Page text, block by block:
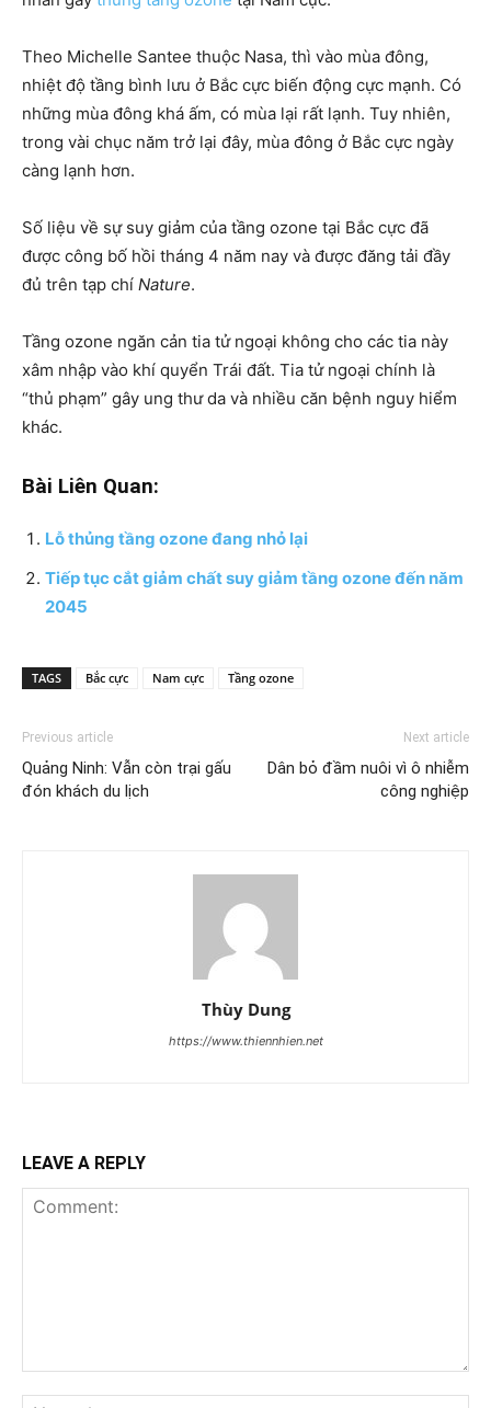
Theo Michelle Santee thuộc Nasa, thì vào mùa đông,
nhiệt độ tầng bình lưu ở Bắc cực biến động cực mạnh. Có
những mùa đông khá ấm, có mùa lại rất lạnh. Tuy nhiên,
trong vài chục năm trở lại đây, mùa đông ở Bắc cực ngày
càng lạnh hơn.
Số liệu về sự suy giảm của tầng ozone tại Bắc cực đã
được công bố hồi tháng 4 năm nay và được đăng tải đầy
đủ trên tạp chí Nature.
Tầng ozone ngăn cản tia tử ngoại không cho các tia này
xâm nhập vào khí quyển Trái đất. Tia tử ngoại chính là
“thủ phạm” gây ung thư da và nhiều căn bệnh nguy hiểm
khác.
Bài Liên Quan:
Lỗ thủng tầng ozone đang nhỏ lại
Tiếp tục cắt giảm chất suy giảm tầng ozone đến năm
2045
TAGS Bắc cực Nam cực Tầng ozone
Previous article
Quảng Ninh: Vẫn còn trại gấu
đón khách du lịch
Next article
Dân bỏ đầm nuôi vì ô nhiễm
công nghiệp
Thùy Dung
https://www.thiennhien.net
LEAVE A REPLY